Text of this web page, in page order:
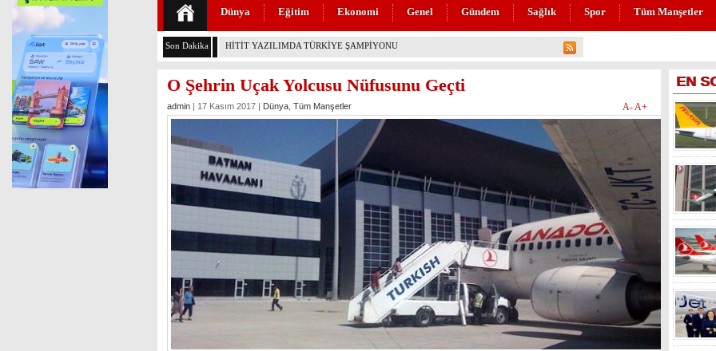
Dünya Eğitim Ekonomi Genel Gündem Sağlık Spor Tüm Manşetler
Son Dakika İSG PERSONELİ HAYAT KURTARDI
O Şehrin Uçak Yolcusu Nüfusunu Geçti
admin | 17 Kasım 2017 | Dünya Tüm Manşetler A-A+
EN